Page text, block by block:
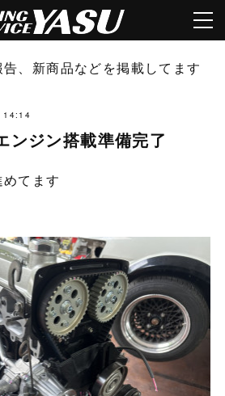
、新商品などを掲載してます
14:14
ンジン搭載準備完了
てます